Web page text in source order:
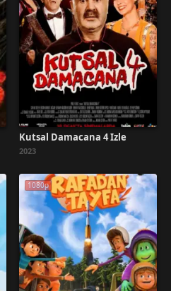
Kutsal Damacana 4 İzle
2023
1080p